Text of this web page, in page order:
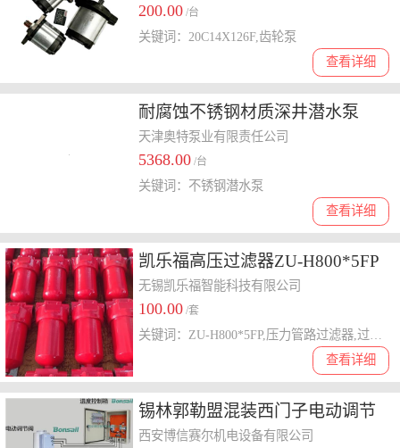
200.00 /台
查看详细
关键词：20C14X126F,齿轮泵
耐腐蚀不锈钢材质深井潜水泵
184mm直径 1000米井高扬程 稳
定深井取水设备
天津奥特泵业有限责任公司
5368.00 /台
查看详细
关键词：不锈钢潜水泵
凯乐福高压过滤器ZU-H800*5FP
过滤器厂家直发
无锡凯乐福智能科技有限公司
100.00 /套
查看详细
锡林郭勒盟混装西门子电动调节
阀电话
西安博信赛尔机电设备有限公司